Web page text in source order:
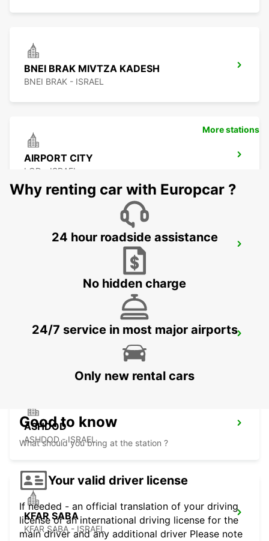
BNEI BRAK MIVTZA KADESH
BNEI BRAK - ISRAEL
AIRPORT CITY
LOD - ISRAEL
HERZLIYA
ASHDOD
ASHDOD - ISRAEL
KFAR SABA
KFAR SABA - ISRAEL
More stations
Why renting car with Europcar ?
24 hour roadside assistance
No hidden charge
24/7 service in most major airports
Only new rental cars
Good to know
What should you bring at the station ?
Your valid driver license
If needed - an official translation of your driving
license or an international driving license for the
main driver and any additional driver Please note